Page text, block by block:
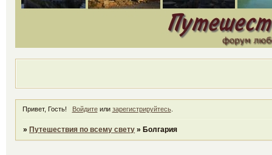
Привет, Гость! Войдитеили зарегистрируйтесь.
»Путешествия по всему свету »Болгария